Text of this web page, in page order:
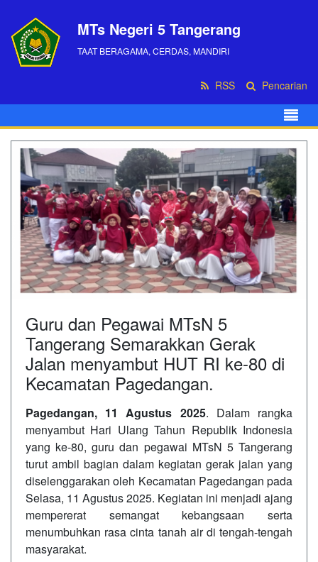
MTs Negeri 5 Tangerang
TAAT BERAGAMA, CERDAS, MANDIRI
RSS Pencarian
Guru dan Pegawai MTsN 5
Tangerang Semarakkan Gerak
Jalan menyambut HUT RI ke-80 di
Kecamatan Pagedangan.
Pagedangan, 11 Agustus 2025. Dalam rangka
menyambut Hari Ulang Tahun Republik Indonesia
yang ke-80, guru dan pegawai MTsN 5 Tangerang
turut ambil bagian dalam kegiatan gerak jalan yang
diselenggarakan oleh Kecamatan Pagedangan pada
Selasa, 11 Agustus 2025. Kegiatan ini menjadi ajang
mempererat semangat kebangsaan serta
menumbuhkan rasa cinta tanah air di tengah-tengah
masyarakat.